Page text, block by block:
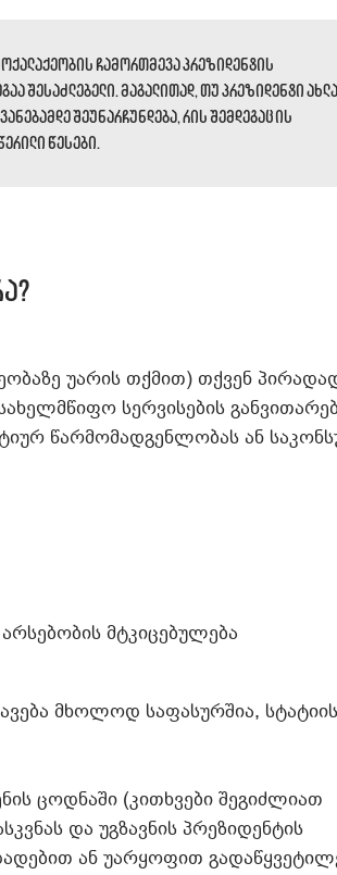
ჩამორთმევა პრეზიდენტის
შესაძლებელი.მაგალითად, თუ პრეზიდენტი
შეუნარჩუნდება, რის შემდეგაც ის
წესები.
უარის თქმით) თქვენ
სერვისების
წარმომადგენლობას ან
მტკიცებულება
მხოლოდ საფასურშია, სტატიის
ცოდნაში (კითხვები შეგიძლიათ
და უგზავნის პრეზიდენტის
ან უარყოფით